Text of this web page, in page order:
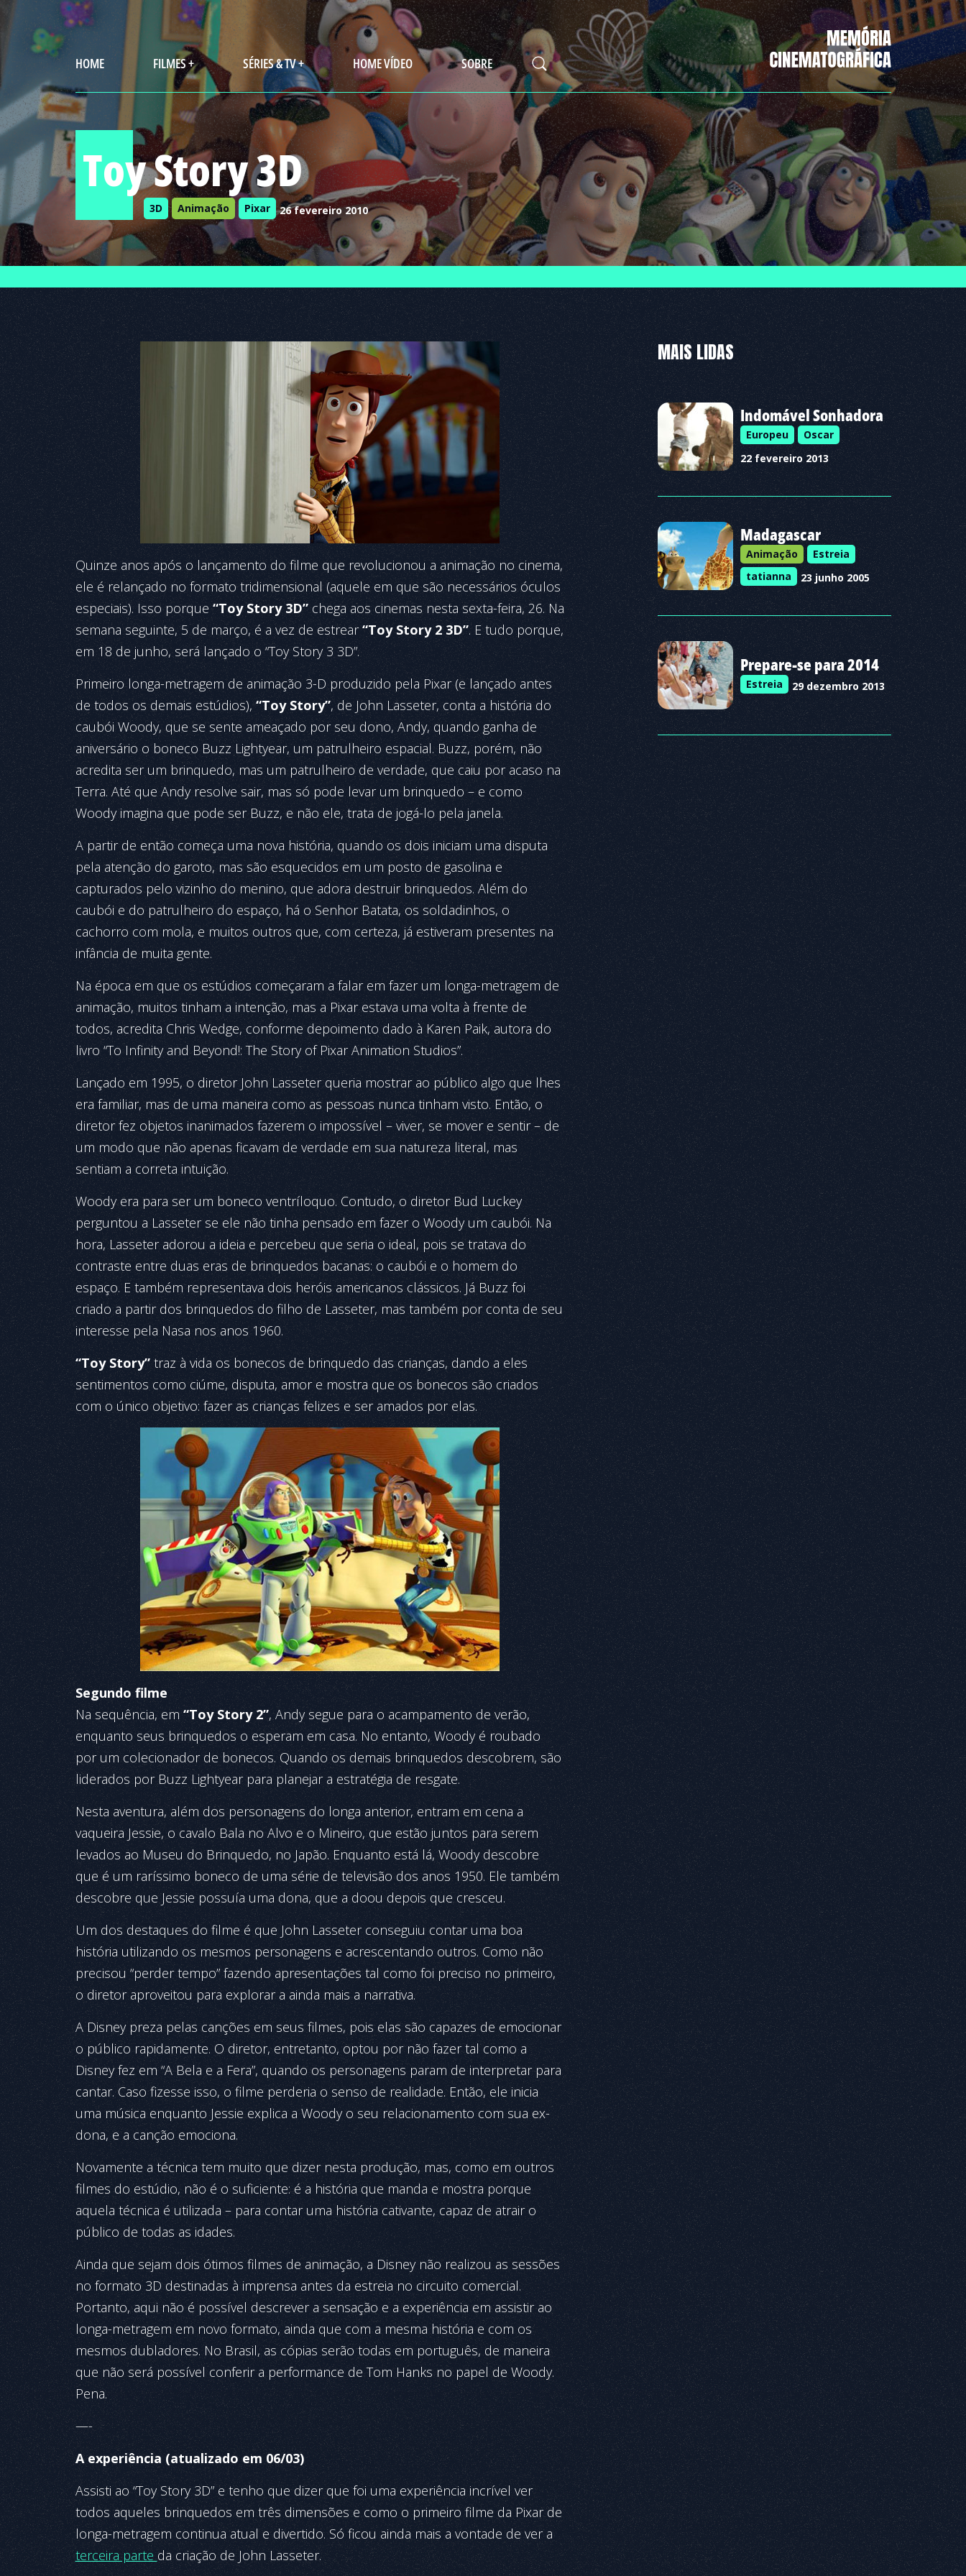
HOME FILMES + SÉRIES & TV + HOME VÍDEO SOBRE
Toy Story 3D
3D Animação Pixar 26 fevereiro 2010
Quinze anos após o lançamento do filme que revolucionou a animação no cinema,
ele é relançado no formato tridimensional (aquele em que são necessários óculos
especiais). Isso porque“Toy Story 3D”chega aos cinemas nesta sexta-feira, 26. Na
semana seguinte, 5 de março, é a vez de estrear“Toy Story 2 3D”. E tudo porque,
em 18 de junho, será lançado o “Toy Story 3 3D”.
Primeiro longa-metragem de animação 3-D produzido pela Pixar (e lançado antes
de todos os demais estúdios),“Toy Story”, de John Lasseter, conta a história do
caubói Woody, que se sente ameaçado por seu dono, Andy, quando ganha de
aniversário o boneco Buzz Lightyear, um patrulheiro espacial. Buzz, porém, não
acredita ser um brinquedo, mas um patrulheiro de verdade, que caiu por acaso na
Terra. Até que Andy resolve sair, mas só pode levar um brinquedo – e como
Woody imagina que pode ser Buzz, e não ele, trata de jogá-lo pela janela.
A partir de então começa uma nova história, quando os dois iniciam uma disputa
pela atenção do garoto, mas são esquecidos em um posto de gasolina e
capturados pelo vizinho do menino, que adora destruir brinquedos. Além do
caubói e do patrulheiro do espaço, há o Senhor Batata, os soldadinhos, o
cachorro com mola, e muitos outros que, com certeza, já estiveram presentes na
infância de muita gente.
Na época em que os estúdios começaram a falar em fazer um longa-metragem de
animação, muitos tinham a intenção, mas a Pixar estava uma volta à frente de
todos, acredita Chris Wedge, conforme depoimento dado à Karen Paik, autora do
livro “To Infinity and Beyond!: The Story of Pixar Animation Studios”.
Lançado em 1995, o diretor John Lasseter queria mostrar ao público algo que lhes
era familiar, mas de uma maneira como as pessoas nunca tinham visto. Então, o
diretor fez objetos inanimados fazerem o impossível – viver, se mover e sentir – de
um modo que não apenas ficavam de verdade em sua natureza literal, mas
sentiam a correta intuição.
Woody era para ser um boneco ventríloquo. Contudo, o diretor Bud Luckey
perguntou a Lasseter se ele não tinha pensado em fazer o Woody um caubói. Na
hora, Lasseter adorou a ideia e percebeu que seria o ideal, pois se tratava do
contraste entre duas eras de brinquedos bacanas: o caubói e o homem do
espaço. E também representava dois heróis americanos clássicos. Já Buzz foi
criado a partir dos brinquedos do filho de Lasseter, mas também por conta de seu
interesse pela Nasa nos anos 1960.
“Toy Story” traz à vida os bonecos de brinquedo das crianças, dando a eles
sentimentos como ciúme, disputa, amor e mostra que os bonecos são criados
com o único objetivo: fazer as crianças felizes e ser amados por elas.
Segundo filme
Na sequência, em “Toy Story 2”, Andy segue para o acampamento de verão,
enquanto seus brinquedos o esperam em casa. No entanto, Woody é roubado
por um colecionador de bonecos. Quando os demais brinquedos descobrem, são
liderados por Buzz Lightyear para planejar a estratégia de resgate.
Nesta aventura, além dos personagens do longa anterior, entram em cena a
vaqueira Jessie, o cavalo Bala no Alvo e o Mineiro, que estão juntos para serem
levados ao Museu do Brinquedo, no Japão. Enquanto está lá, Woody descobre
que é um raríssimo boneco de uma série de televisão dos anos 1950. Ele também
descobre que Jessie possuía uma dona, que a doou depois que cresceu.
Um dos destaques do filme é que John Lasseter conseguiu contar uma boa
história utilizando os mesmos personagens e acrescentando outros. Como não
precisou “perder tempo” fazendo apresentações tal como foi preciso no primeiro,
o diretor aproveitou para explorar a ainda mais a narrativa.
A Disney preza pelas canções em seus filmes, pois elas são capazes de emocionar
o público rapidamente. O diretor, entretanto, optou por não fazer tal como a
Disney fez em “A Bela e a Fera”, quando os personagens param de interpretar para
cantar. Caso fizesse isso, o filme perderia o senso de realidade. Então, ele inicia
uma música enquanto Jessie explica a Woody o seu relacionamento com sua ex-
dona, e a canção emociona.
Novamente a técnica tem muito que dizer nesta produção, mas, como em outros
filmes do estúdio, não é o suficiente: é a história que manda e mostra porque
aquela técnica é utilizada – para contar uma história cativante, capaz de atrair o
público de todas as idades.
Ainda que sejam dois ótimos filmes de animação, a Disney não realizou as sessões
no formato 3D destinadas à imprensa antes da estreia no circuito comercial.
Portanto, aqui não é possível descrever a sensação e a experiência em assistir ao
longa-metragem em novo formato, ainda que com a mesma história e com os
mesmos dubladores. No Brasil, as cópias serão todas em português, de maneira
que não será possível conferir a performance de Tom Hanks no papel de Woody.
Pena.
—-
A experiência (atualizado em 06/03)
Assisti ao “Toy Story 3D” e tenho que dizer que foi uma experiência incrível ver
todos aqueles brinquedos em três dimensões e como o primeiro filme da Pixar de
longa-metragem continua atual e divertido. Só ficou ainda mais a vontade de ver a
terceira parte da criação de John Lasseter.
MAIS LIDAS
Indomável Sonhadora
Europeu
Oscar
22 fevereiro 2013
Madagascar
Animação
Estreia
tatianna
23 junho 2005
Prepare-se para 2014
Estreia 29 dezembro 2013